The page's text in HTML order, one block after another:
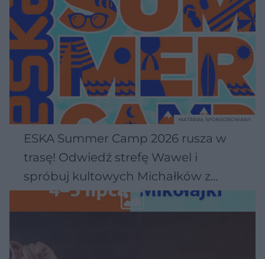
ESKA Summer Camp 2026 rusza w
trasę! Odwiedź strefę Wawel i
spróbuj kultowych Michałków z
Wawelu
MATERIAŁ SPONSOROWANY